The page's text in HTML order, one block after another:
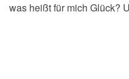
was heißt für mich Glück?